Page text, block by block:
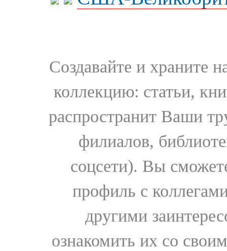
Создавайте и храните
коллекцию: статьи,
распространит Ваши
филиалов,
соцсети). Вы
профиль с
другими
ознакомить их со